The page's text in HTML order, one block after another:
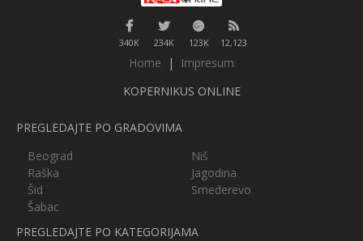
340K 234K 123K 12,123
Home |
Impresum
KOPERNIKUS ONLINE
PREGLEDAJTE PO GRADOVIMA
Beograd
Niš
Raška
Jagodina
Šid
Smederevo
Šabac
PREGLEDAJTE PO KATEGORIJAMA